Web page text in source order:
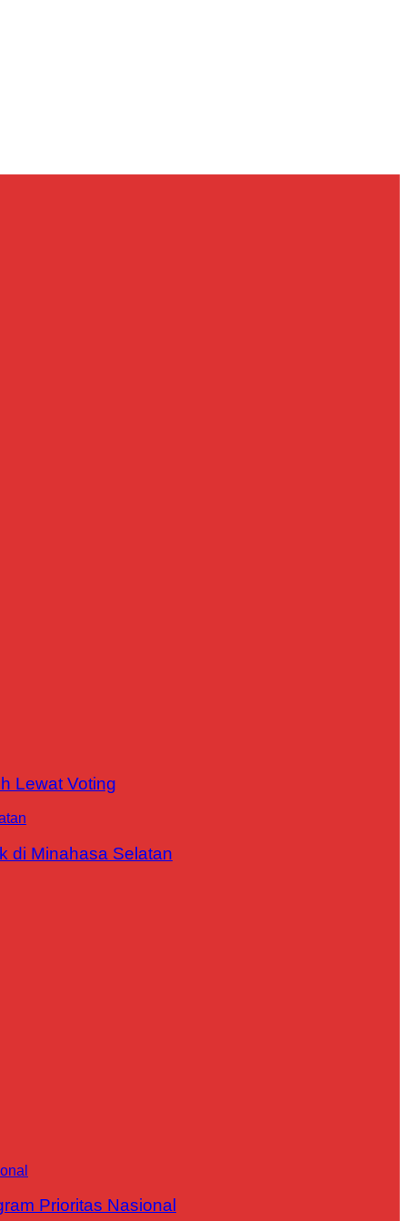
Lewat Voting
di Minahasa Selatan
Prioritas Nasional